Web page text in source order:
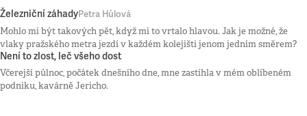
Železniční záhadyPetra Hůlová
Mohlo mi být takových pět, když mi to vrtalo hlavou. Jak je možné, že
vlaky pražského metra jezdí v každém kolejišti jenom jedním směrem?
Není to zlost, leč všeho dost
Včerejší půlnoc, počátek dnešního dne, mne zastihla v mém oblíbeném
podniku, kavárně Jericho.